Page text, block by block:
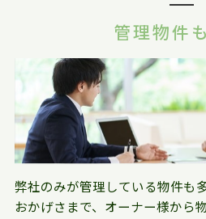
管理物件
弊社のみが管理している物件も
おかげさまで、オーナー様から